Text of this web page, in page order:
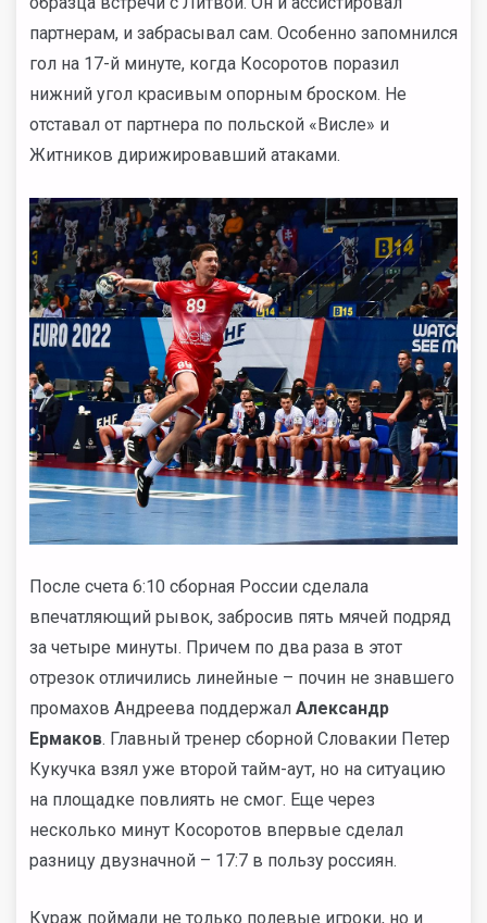
партнерам, и забрасывал сам. Особенно запомнился
гол на 17-й минуте, когда Косоротов поразил
нижний угол красивым опорным броском. Не
отставал от партнера по польской «Висле» и
Житников дирижировавший атаками.
После счета 6:10 сборная России сделала
впечатляющий рывок, забросив пять мячей подряд
за четыре минуты. Причем по два раза в этот
отрезок отличились линейные – почин не знавшего
промахов Андреева поддержал Александр
Ермаков. Главный тренер сборной Словакии Петер
Кукучка взял уже второй тайм-аут, но на ситуацию
на площадке повлиять не смог. Еще через
несколько минут Косоротов впервые сделал
разницу двузначной – 17:7 в пользу россиян.
Кураж поймали не только полевые игроки, но и